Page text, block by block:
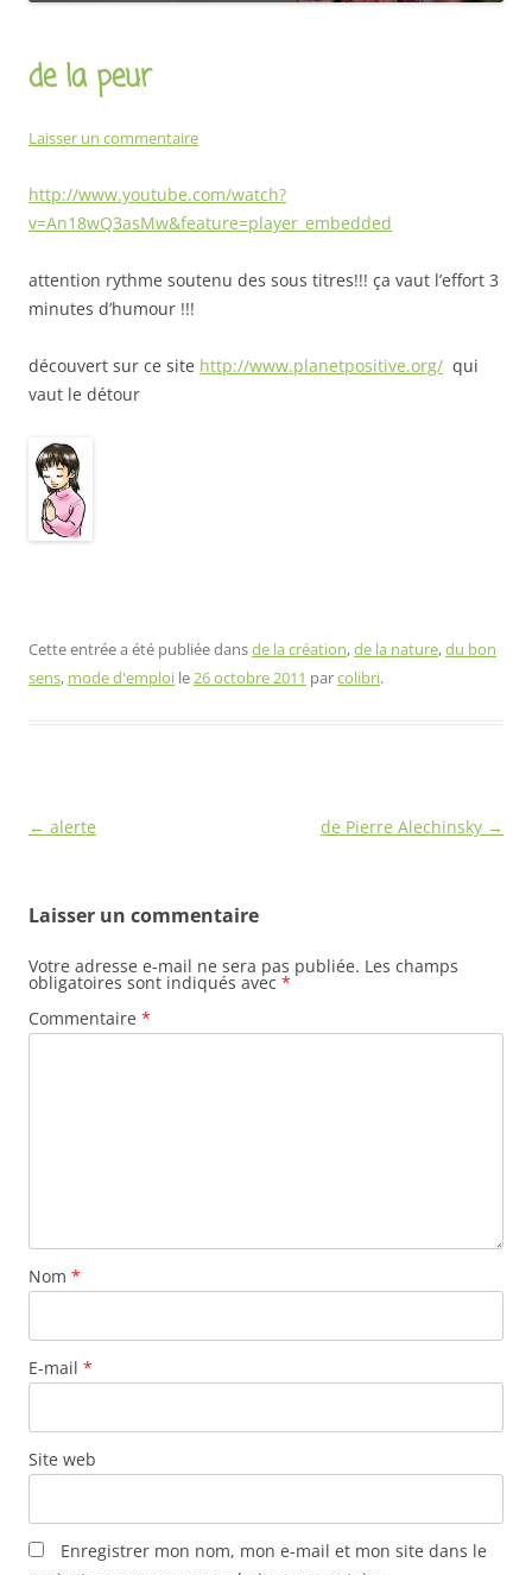
de la peur
Laisser un commentaire
http://www.youtube.com/watch?
v=An18wQ3asMw&feature=player_embedded
attention rythme soutenu des sous titres!!! ça vaut l’effort 3
minutes d’humour !!!
découvert sur ce site http://www.planetpositive.org/ qui
vaut le détour
Cette entrée a été publiée dansde la création,de la nature,du bon
sens, mode d'emploi le26 octobre 2011 parcolibri.
Navigation
← alerte de Pierre Alechinsky →
Laisser un commentaire
Votre adresse e-mail ne sera pas publiée. Les champs
obligatoires sont indiqués avec *
Commentaire *
Nom *
E-mail *
Site web
Enregistrer mon nom, mon e-mail et mon site dans le